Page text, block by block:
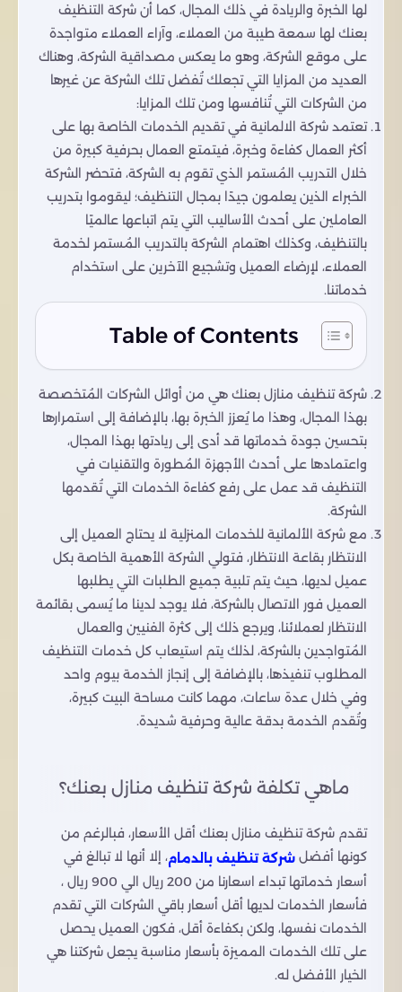
لها الخبرة والريادة في ذلك المجال، كما أن شركة التنظيف
بعنك لها سمعة طيبة من العملاء، وآراء العملاء متواجدة
على موقع الشركة، وهو ما يعكس مصداقية الشركة، وهناك
العديد من المزايا التي تجعلك تُفضل تلك الشركة عن غيرها
من الشركات التي تُنافسها ومن تلك المزايا:
تعتمد شركة الالمانية في تقديم الخدمات الخاصة بها على
أكثر العمال كفاءة وخبرة، فيتمتع العمال بحرفية كبيرة من
خلال التدريب المُستمر الذي تقوم به الشركة، فتحضر الشركة
الخبراء الذين يعلمون جيدًا بمجال التنظيف؛ ليقوموا بتدريب
العاملين على أحدث الأساليب التي يتم اتباعها عالميًا
بالتنظيف، وكذلك اهتمام الشركة بالتدريب المُستمر لخدمة
العملاء، لإرضاء العميل وتشجيع الآخرين على استخدام
خدماتنا.
Table of Contents
شركة تنظيف منازل بعنك هي من أوائل الشركات المُتخصصة
بهذا المجال، وهذا ما يُعزز الخبرة بها، بالإضافة إلى استمرارها
بتحسين جودة خدماتها قد أدى إلى ريادتها بهذا المجال،
واعتمادها على أحدث الأجهزة المُطورة والتقنيات في
التنظيف قد عمل على رفع كفاءة الخدمات التي تُقدمها
الشركة.
مع شركة الألمانية للخدمات المنزلية لا يحتاج العميل إلى
الانتظار بقاعة الانتظار، فتولي الشركة الأهمية الخاصة بكل
عميل لديها، حيث يتم تلبية جميع الطلبات التي يطلبها
العميل فور الاتصال بالشركة، فلا يوجد لدينا ما يُسمى بقائمة
الانتظار لعملائنا، ويرجع ذلك إلى كثرة الفنيين والعمال
المُتواجدين بالشركة، لذلك يتم استيعاب كل خدمات التنظيف
المطلوب تنفيذها، بالإضافة إلى إنجاز الخدمة بيوم واحد
وفي خلال عدة ساعات، مهما كانت مساحة البيت كبيرة،
وتُقدم الخدمة بدقة عالية وحرفية شديدة.
ماهي تكلفة شركة تنظيف منازل بعنك؟
تقدم شركة تنظيف منازل بعنك أقل الأسعار، فبالرغم من
كونها أفضل شركة تنظيف بالدمام، إلا أنها لا تبالغ في
أسعار خدماتها تبداء اسعارنا من 200 ريال الي 900 ريال ،
فأسعار الخدمات لديها أقل أسعار باقي الشركات التي تقدم
الخدمات نفسها، ولكن بكفاءة أقل، فكون العميل يحصل
على تلك الخدمات المميزة بأسعار مناسبة يجعل شركتنا هي
الخيار الأفضل له.